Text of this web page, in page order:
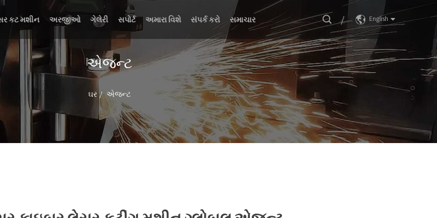
કટ મશીન અરજીઓ ગેલેરી સપોર્ટ અમારા વિશે સંપર્ક કરો સમાચાર / English
એજન્ટ
ઘર એજન્ટ